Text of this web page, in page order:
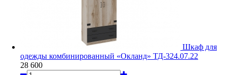
Шкаф для
одежды комбинированный «Окланд» ТД-324.07.22
28 600